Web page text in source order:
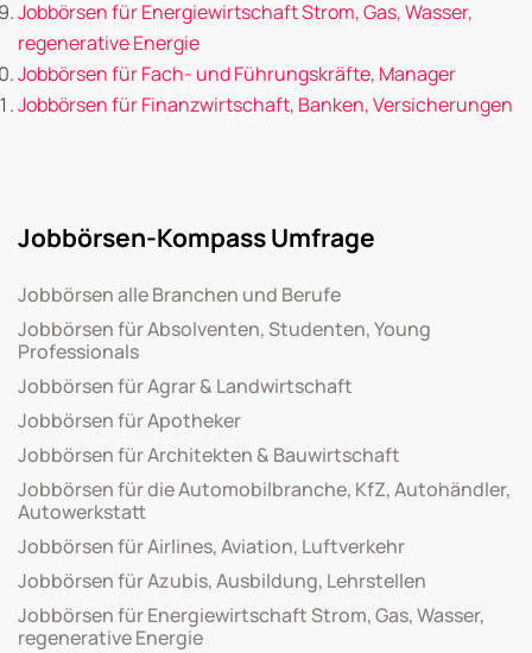
Jobbörsen für Energiewirtschaft Strom, Gas, Wasser,
regenerative Energie
Jobbörsen für Fach- und Führungskräfte, Manager
Jobbörsen für Finanzwirtschaft, Banken, Versicherungen
Jobbörsen-Kompass Umfrage
Jobbörsen alle Branchen und Berufe
Jobbörsen für Absolventen, Studenten, Young
Professionals
Jobbörsen für Agrar & Landwirtschaft
Jobbörsen für Apotheker
Jobbörsen für Architekten & Bauwirtschaft
Jobbörsen für die Automobilbranche, KfZ, Autohändler,
Autowerkstatt
Jobbörsen für Airlines, Aviation, Luftverkehr
Jobbörsen für Azubis, Ausbildung, Lehrstellen
Jobbörsen für Energiewirtschaft Strom, Gas, Wasser,
regenerative Energie